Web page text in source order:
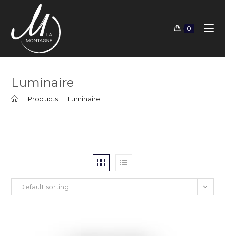
content
0
Luminaire
Products Luminaire
Default sorting